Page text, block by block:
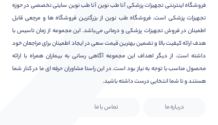
فروشگاه اینترنتی تجهیزات پزشکی آنا طب نوین آنا طب نوین سایتی تخصصی در حوزه
تجهیزات پزشکی است. فروشگاه طب نوین از بزرگترین فروشگاه ها و مرجعی قابل
اطمینان در فروش تجهیزات پزشکی و درمانی می‌باشد. این مجموعه از زمان تاسیس با
هدف ارائه کیفیت بالا و تضمین بهترین قیمت سعی در ایجاد اطمینان برای مراجعان خود
داشته است. از دیگر اهداف این مجموعه آگاهی رسانی به بیماران همراه با ارائه
محصول مناسب با توجه به نیاز بود است. در این راستا مشاوران حرفه ای ما در کنار شما
هستند و تا شما انتخابی درست داشته باشید.
درباره ما تماس با ما